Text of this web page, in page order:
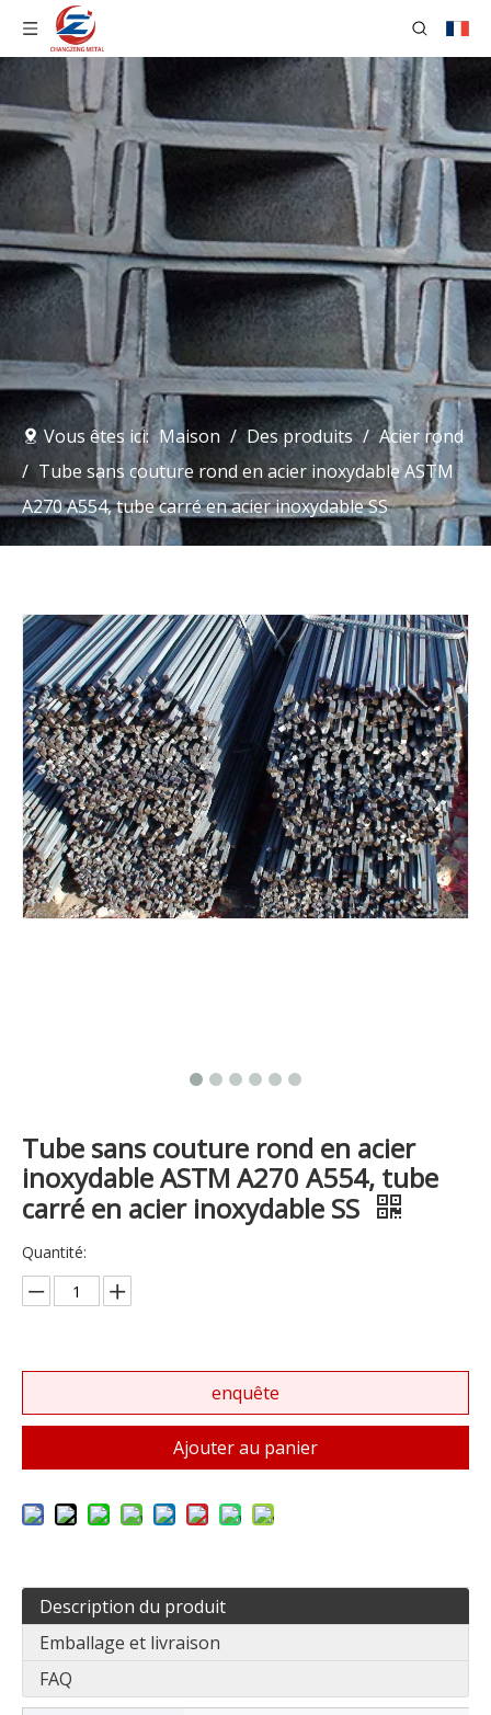
Vous êtes ici: Maison / Des produits / Acier rond
/ Tube sans couture rond en acier inoxydable ASTM
A270 A554, tube carré en acier inoxydable SS
Tube sans couture rond en acier
inoxydable ASTM A270 A554, tube
carré en acier inoxydable SS
Quantité:
enquête
Ajouter au panier
Description du produit
Emballage et livraison
FAQ